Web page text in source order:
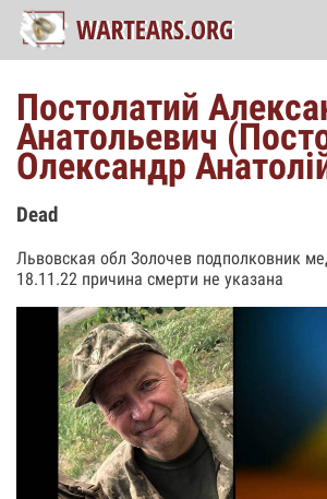
Постолатий
Анатольевич
Олександр
Dead
Львовская обл Золочев подполковник
18.11.22 причина смерти не указана